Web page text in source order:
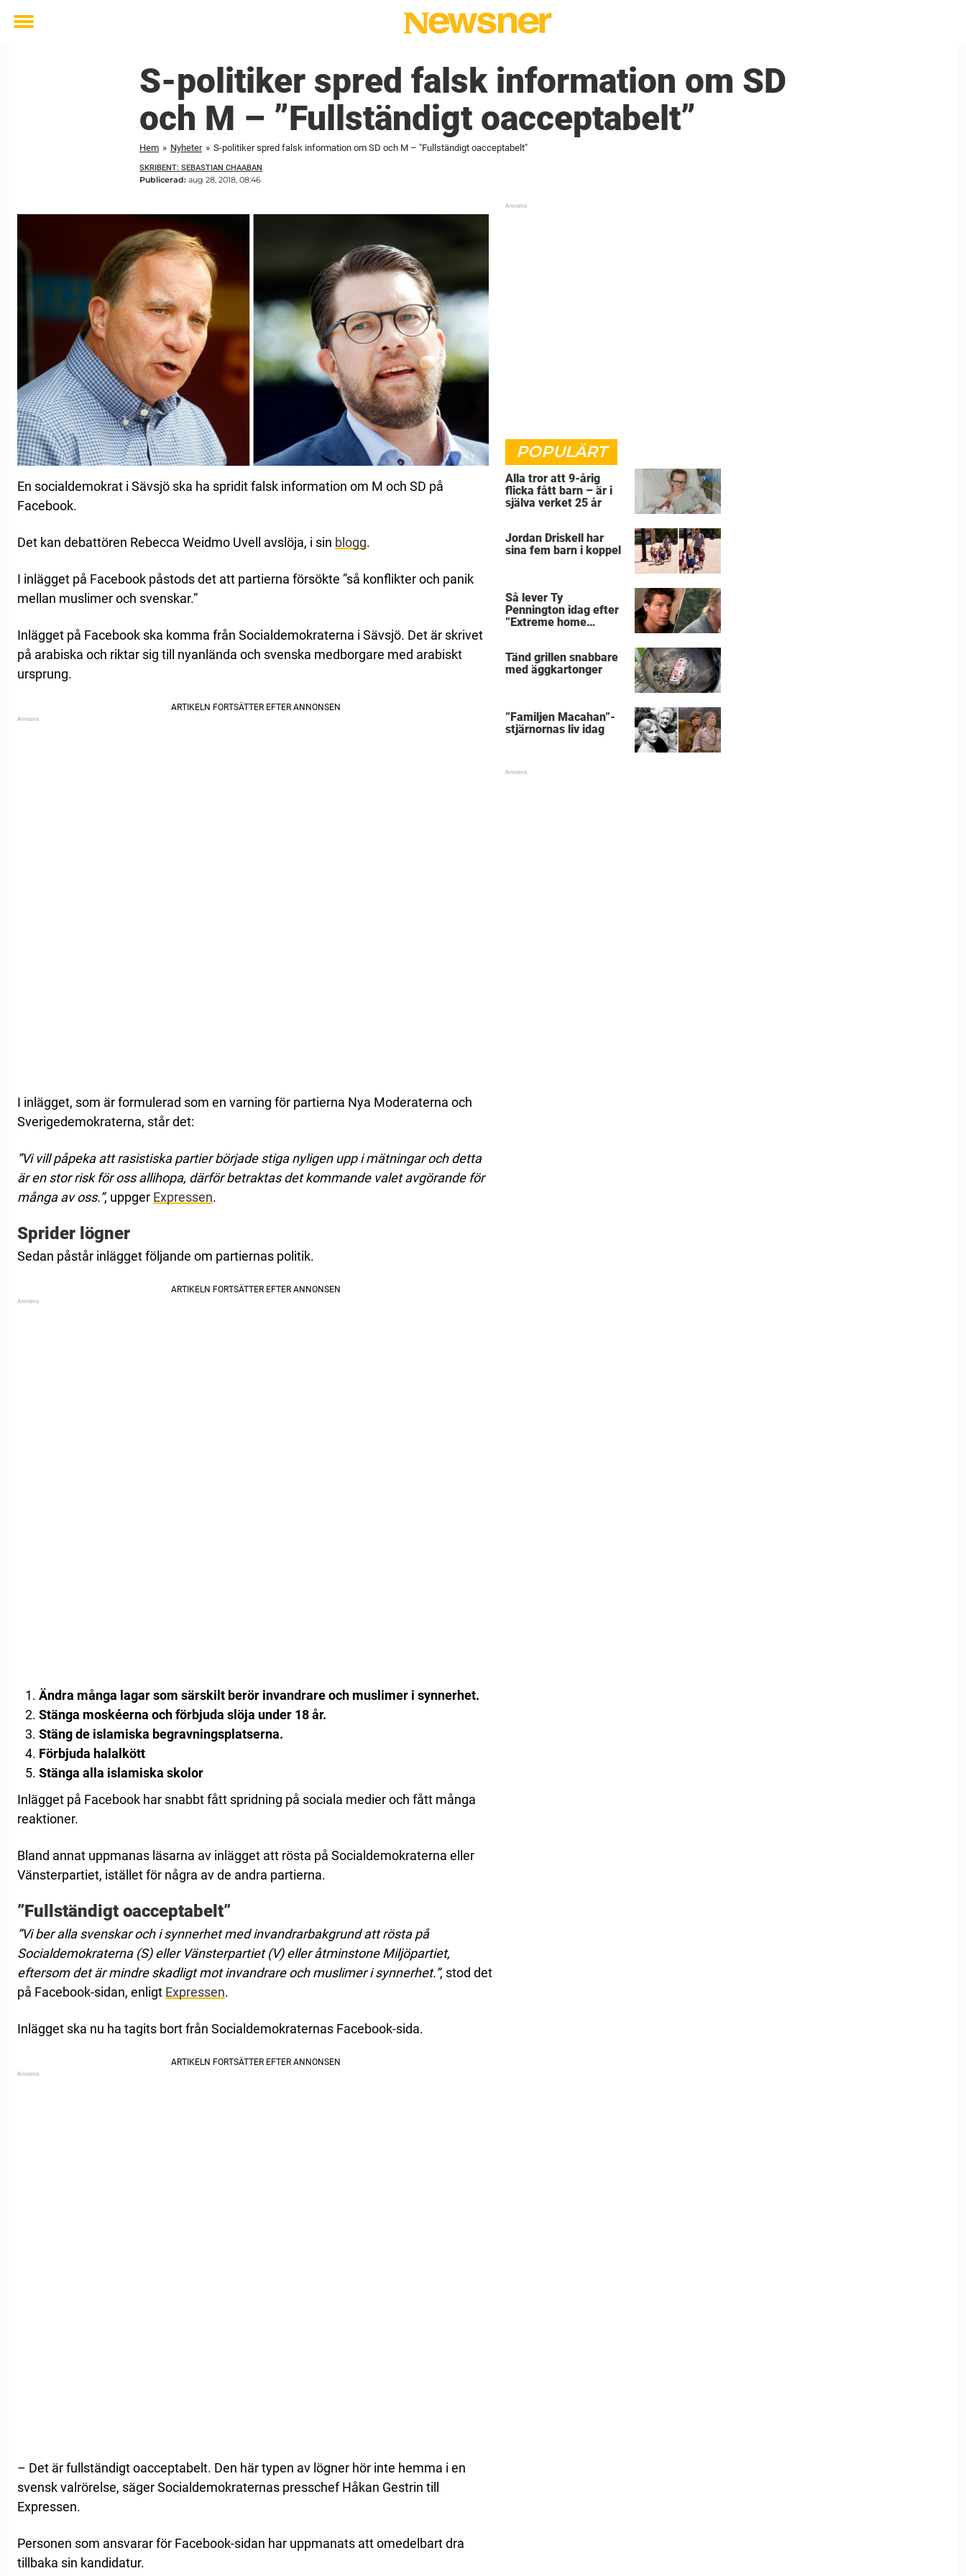
Toggle
S-politiker spred falsk information om SD
och M – ”Fullständigt oacceptabelt”
Hem » Nyheter » S-politiker spred falsk information om SD och M – "Fullständigt oacceptabelt"
SKRIBENT: SEBASTIAN CHAABAN
Publicerad: aug 28, 2018, 08:46
En socialdemokrat i Sävsjö ska ha spridit falsk information om M och SD på
Facebook.
Det kan debattören Rebecca Weidmo Uvell avslöja, i sin blogg.
I inlägget på Facebook påstods det att partierna försökte ”så konflikter och panik
mellan muslimer och svenskar.”
Inlägget på Facebook ska komma från Socialdemokraterna i Sävsjö. Det är skrivet
på arabiska och riktar sig till nyanlända och svenska medborgare med arabiskt
ursprung.
I inlägget, som är formulerad som en varning för partierna Nya Moderaterna och
Sverigedemokraterna, står det:
”Vi vill påpeka att rasistiska partier började stiga nyligen upp i mätningar och detta
är en stor risk för oss allihopa, därför betraktas det kommande valet avgörande för
många av oss.”, uppger Expressen.
Sprider lögner
Sedan påstår inlägget följande om partiernas politik.
Ändra många lagar som särskilt berör invandrare och muslimer i synnerhet.
Stänga moskéerna och förbjuda slöja under 18 år.
Stäng de islamiska begravningsplatserna.
Förbjuda halalkött
Stänga alla islamiska skolor
Inlägget på Facebook har snabbt fått spridning på sociala medier och fått många
reaktioner.
Bland annat uppmanas läsarna av inlägget att rösta på Socialdemokraterna eller
Vänsterpartiet, istället för några av de andra partierna.
”Fullständigt oacceptabelt”
”Vi ber alla svenskar och i synnerhet med invandrarbakgrund att rösta på
Socialdemokraterna (S) eller Vänsterpartiet (V) eller åtminstone Miljöpartiet,
eftersom det är mindre skadligt mot invandrare och muslimer i synnerhet.”, stod det
på Facebook-sidan, enligt Expressen.
Inlägget ska nu ha tagits bort från Socialdemokraternas Facebook-sida.
– Det är fullständigt oacceptabelt. Den här typen av lögner hör inte hemma i en
svensk valrörelse, säger Socialdemokraternas presschef Håkan Gestrin till
Expressen.
Personen som ansvarar för Facebook-sidan har uppmanats att omedelbart dra
tillbaka sin kandidatur.
POPULÄRT
Alla tror att 9-årig
flicka fått barn – är i
själva verket 25 år
Jordan Driskell har
sina fem barn i koppel
Så lever Ty
Pennington idag efter
”Extreme home
Tänd grillen snabbare
med äggkartonger
”Familjen Macahan”-
stjärnornas liv idag